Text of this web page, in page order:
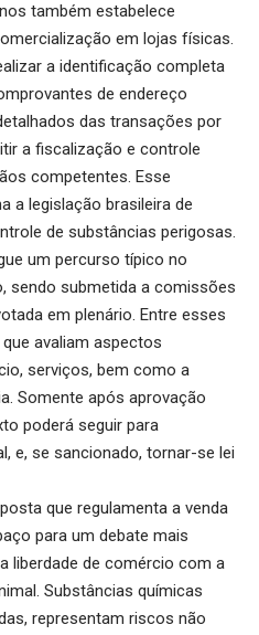
também estabelece
em lojas físicas.
a identificação completa
de endereço
das transações por
a fiscalização e controle
competentes. Esse
a legislação brasileira de
de substâncias perigosas.
um percurso típico no
sendo submetida a comissões
em plenário. Entre esses
avaliam aspectos
serviços, bem como a
Somente após aprovação
poderá seguir para
e, se sancionado, tornar-se lei
que regulamenta a venda
para um debate mais
liberdade de comércio com a
Substâncias químicas
representam riscos não